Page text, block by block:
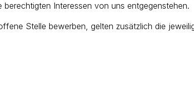
Interessen von uns entgegenstehen.
Stelle bewerben, gelten zusätzlich die